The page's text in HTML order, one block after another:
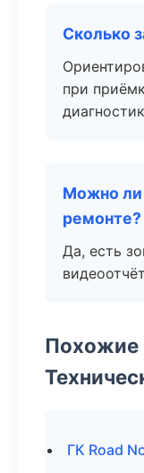
Сколько
при
Можно ли
ремонте?
Да, есть
Похожие
ГК Road